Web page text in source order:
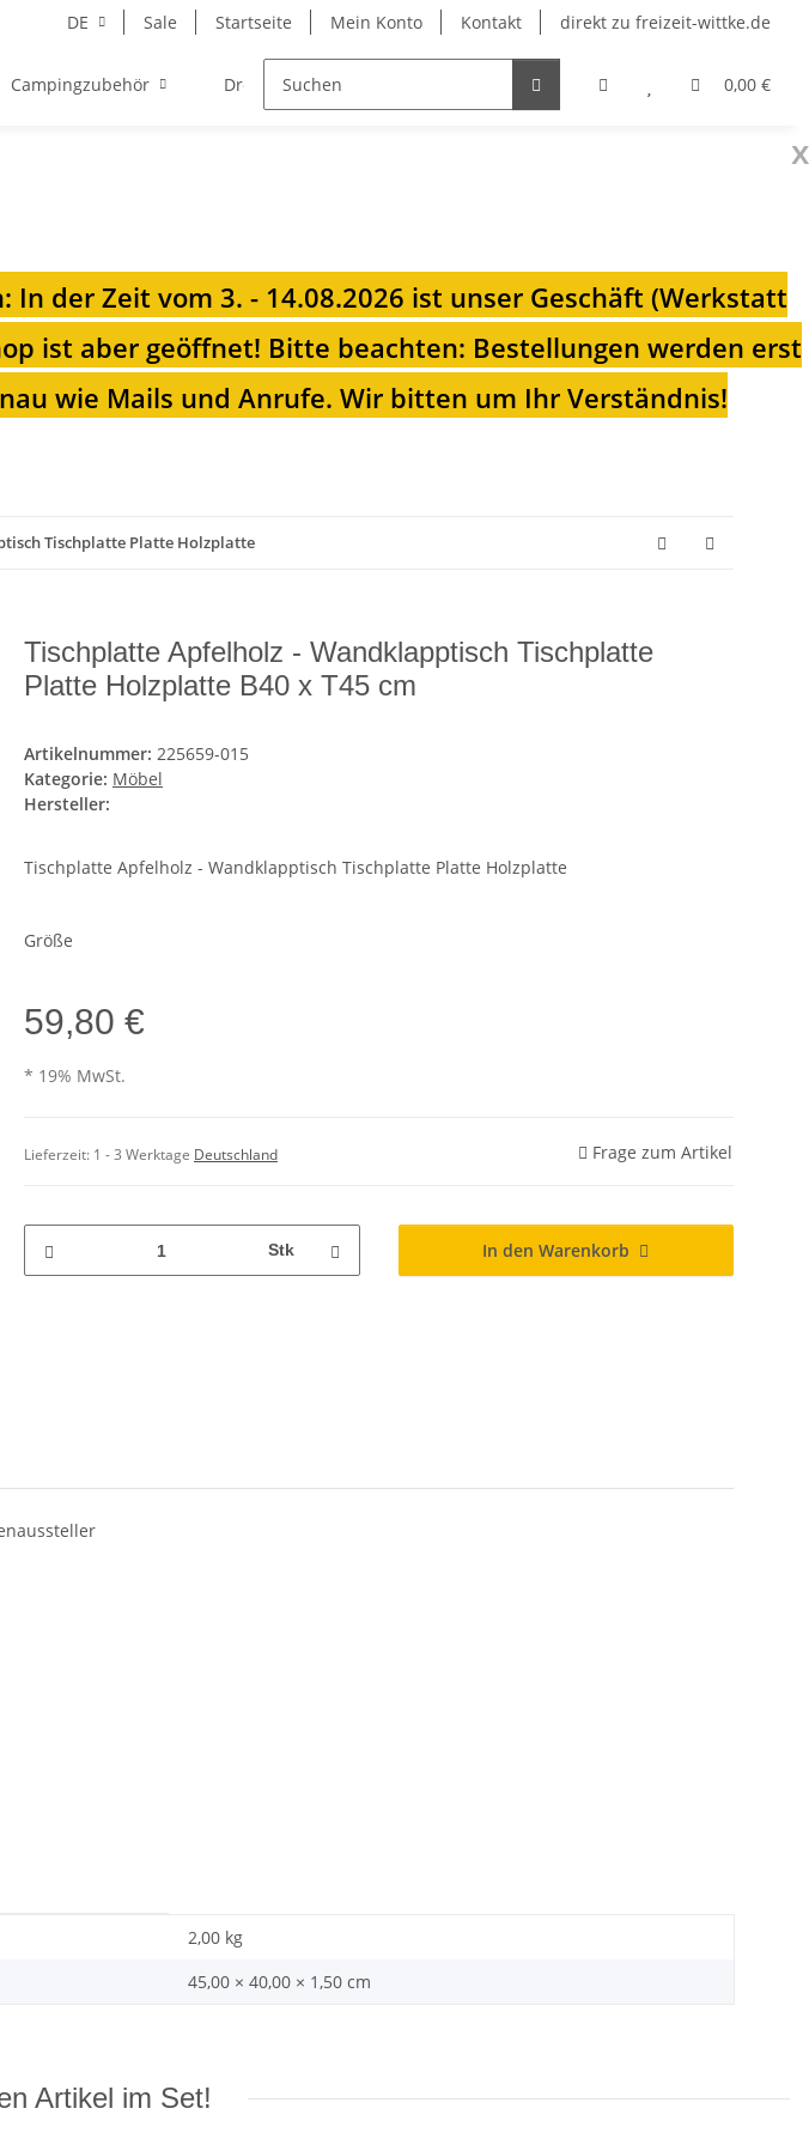
DE Sale Startseite Mein Konto Kontakt direkt zu freizeit-wittke.de
0,00 €
Campingzubehör Drehkonsolen Heizungen für Ihren
x
der Zeit vom 3. - 14.08.2026 ist unser Geschäft (Werkstatt
ist aber geöffnet! Bitte beachten: Bestellungen werden erst
wie Mails und Anrufe. Wir bitten um Ihr Verständnis!
Tischplatte Platte Holzplatte
Tischplatte Apfelholz - Wandklapptisch Tischplatte
Platte Holzplatte B40 x T45 cm
Artikelnummer: 225659-015
Kategorie: Möbel
Hersteller:
Tischplatte Apfelholz - Wandklapptisch Tischplatte Platte Holzplatte
Größe
59,80 €
* 19% MwSt.
Lieferzeit: 1 - 3 Werktage Deutschland Frage zum Artikel
Stk In den Warenkorb
2,00 kg
45,00 × 40,00 × 1,50 cm
Artikel im Set!